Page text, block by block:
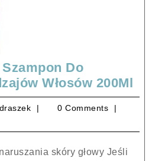
Do
Włosów 200Ml
Do
modraszek
0 Comments